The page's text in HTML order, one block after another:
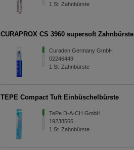
1St Zahnbürste
CURAPROX CS 3960 supersoft Zahnbürste
Curaden Germany GmbH
02246449
1St Zahnbürste
TEPE Compact Tuft Einbüschelbürste
TePe D-A-CH GmbH
19238566
1St Zahnbürste